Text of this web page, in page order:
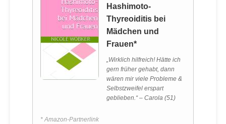
Hashimoto-
Thyreoiditis bei
Mädchen und
Frauen*
„Wirklich hilfreich! Hätte ich
gern früher gehabt, dann
wären mir viele Probleme &
Selbstzweifel erspart
geblieben.“ – Carola (51)
* Amazon-Partnerlink